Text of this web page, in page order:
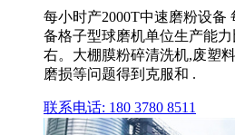
每小时产2000T中速磨粉设备
备格子型球磨机单位生产能
右。大棚膜粉碎清洗机,废塑
磨损等问题得到克服和 .
联系电话: 180 3780 8511